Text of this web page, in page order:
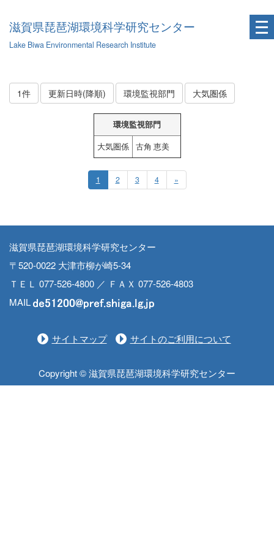
滋賀県琵琶湖環境科学研究センター
Lake Biwa Environmental Research Institute
1件 更新日時(降順) 環境監視部門 大気圏係
環境監視部門
大気圏係
古角 恵美
1 2 3 4 »
滋賀県琵琶湖環境科学研究センター
〒520-0022 大津市柳が崎5-34
ＴＥＬ 077-526-4800 ／ ＦＡＸ 077-526-4803
MAIL
サイトマップ サイトのご利用について
Copyright © 滋賀県琵琶湖環境科学研究センター